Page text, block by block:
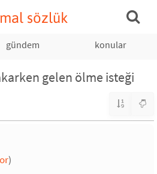
sözlük
gündem konular
gelen ölme isteği
)